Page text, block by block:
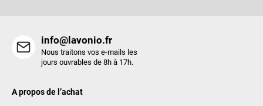
info@lavonio.fr
Nous traitons vos e-mails les
jours ouvrables de 8h à 17h.
À propos de l’achat